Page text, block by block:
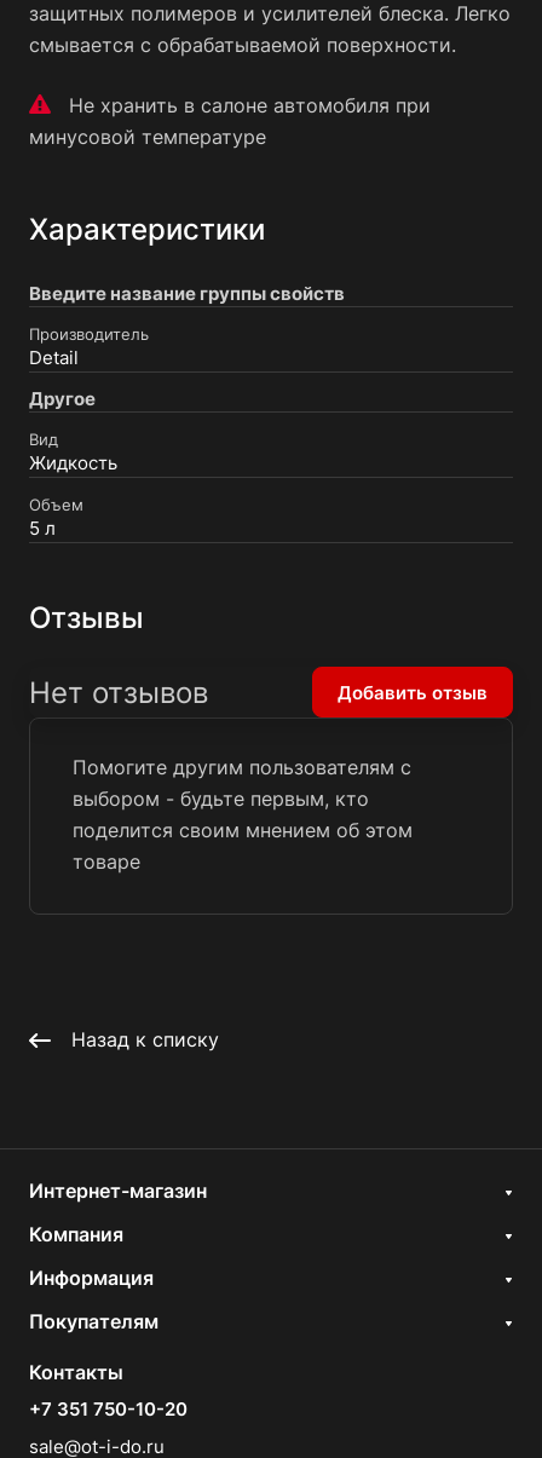
защитных полимеров и усилителей блеска. Легко
смывается с обрабатываемой поверхности.
Не хранить в салоне автомобиля при
минусовой температуре
Характеристики
Введите название группы свойств
Производитель
Detail
Другое
Вид
Жидкость
Объем
5 л
Отзывы
Помогите другим пользователям с
выбором - будьте первым, кто
поделится своим мнением об этом
товаре
Нет отзывов Добавить отзыв
Назад к списку
Интернет-магазин
Компания
Информация
Покупателям
Контакты
+7 351 750-10-20
sale@ot-i-do.ru